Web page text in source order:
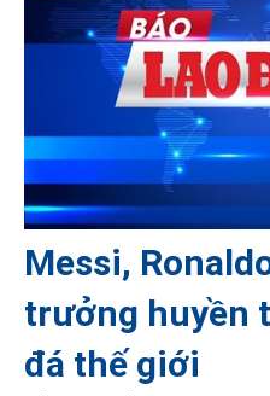
Messi,
trưởng huyền
đá thế giới